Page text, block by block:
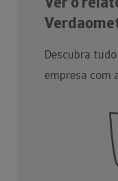
Descubra
empresa com